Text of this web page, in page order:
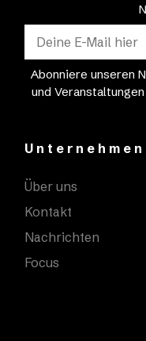
Abonniere unseren
und
Unternehmen
Über uns
Kontakt
Nachrichten
Focus